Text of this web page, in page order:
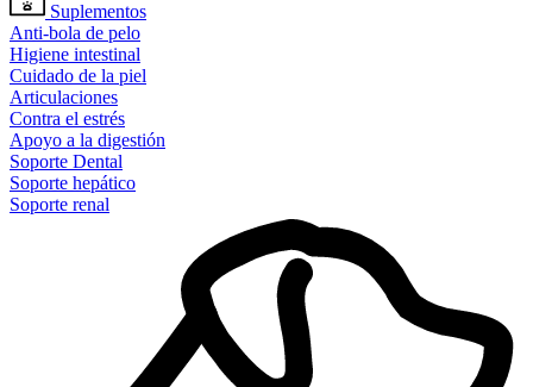
Suplementos
Anti-bola de pelo
Higiene intestinal
Cuidado de la piel
Articulaciones
Contra el estrés
Apoyo a la digestión
Soporte Dental
Soporte hepático
Soporte renal